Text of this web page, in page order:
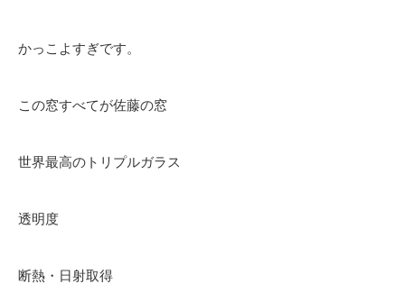
かっこよすぎです。
この窓すべてが佐藤の窓
世界最高のトリプルガラス
透明度
断熱・日射取得